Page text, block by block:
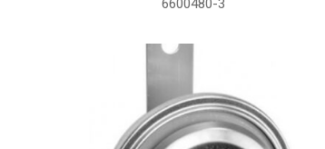
6600480-3